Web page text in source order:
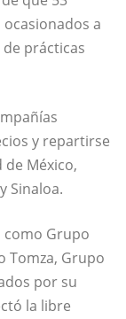
a
prácticas
y repartirse
de México,
Sinaloa.
como Grupo
Tomza, Grupo
por su
la libre